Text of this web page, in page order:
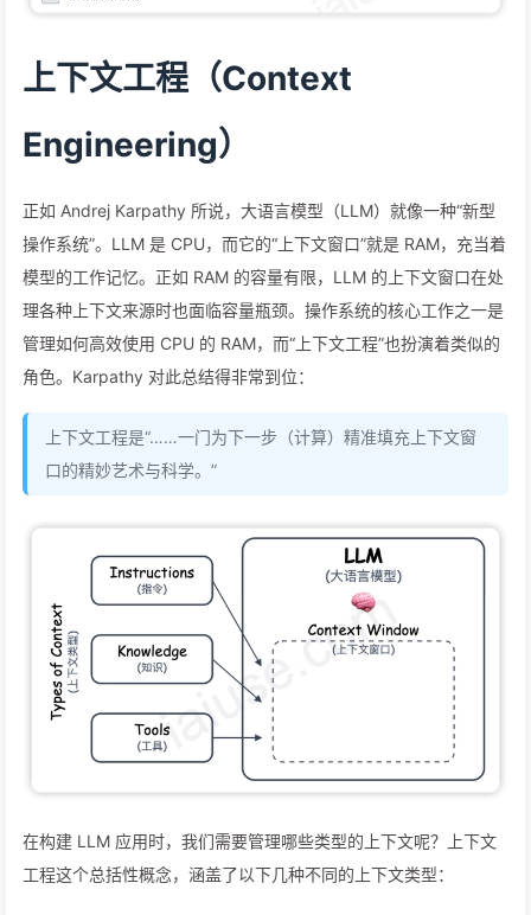
上下文工程（Context
Engineering）
正如 Andrej Karpathy 所说，大语言模型（LLM）就像一种“新型
操作系统”。LLM 是 CPU，而它的“上下文窗口”就是 RAM，充当着
模型的工作记忆。正如 RAM 的容量有限，LLM 的上下文窗口在处
理各种上下文来源时也面临容量瓶颈。操作系统的核心工作之一是
管理如何高效使用 CPU 的 RAM，而“上下文工程”也扮演着类似的
角色。Karpathy 对此总结得非常到位：
上下文工程是“……一门为下一步（计算）精准填充上下文窗
口的精妙艺术与科学。”
在构建 LLM 应用时，我们需要管理哪些类型的上下文呢？上下文
工程这个总括性概念，涵盖了以下几种不同的上下文类型：